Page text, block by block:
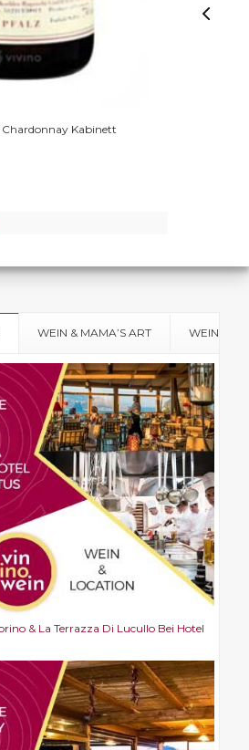
Kabinett
WEIN & MAMA’S ART WEIN &
& La Terrazza Di Lucullo Bei Hotel